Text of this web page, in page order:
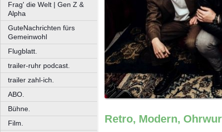
Frag' die Welt | Gen Z &
Alpha
GuteNachrichten fürs
Gemeinwohl
Flugblatt.
trailer-ruhr podcast.
trailer zahl-ich.
ABO.
Bühne.
Film.
Retro, Modern,